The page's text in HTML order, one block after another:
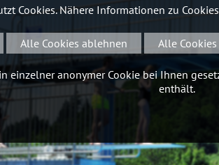
Cookies. Nähere Informationen zu
Alle Cookies ablehnen Alle
einzelner anonymer Cookie bei Ihnen
enthält.